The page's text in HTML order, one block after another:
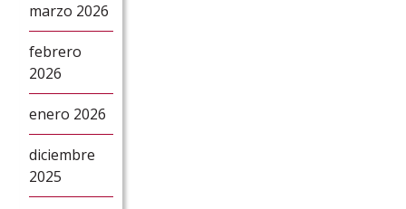
marzo 2026
febrero
2026
enero 2026
diciembre
2025